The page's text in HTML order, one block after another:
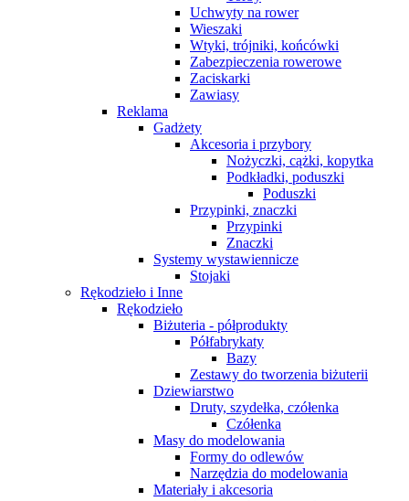
Uchwyty na rower
Wieszaki
Wtyki, trójniki, końcówki
Zabezpieczenia rowerowe
Zaciskarki
Zawiasy
Reklama
Gadżety
Akcesoria i przybory
Nożyczki, cążki, kopytka
Podkładki, poduszki
Poduszki
Przypinki, znaczki
Przypinki
Znaczki
Systemy wystawiennicze
Stojaki
Rękodzieło i Inne
Rękodzieło
Biżuteria - półprodukty
Półfabrykaty
Bazy
Zestawy do tworzenia biżuterii
Dziewiarstwo
Druty, szydełka, czółenka
Czółenka
Masy do modelowania
Formy do odlewów
Narzędzia do modelowania
Materiały i akcesoria